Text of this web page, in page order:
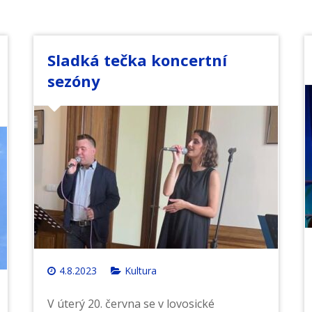
Sladká tečka koncertní
sezóny
4.8.2023 Kultura
V úterý 20. června se v lovosické